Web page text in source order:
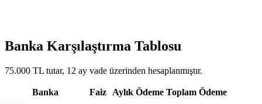
Banka Karşılaştırma Tablosu
75.000 TL tutar, 12 ay vade üzerinden hesaplanmıştır.
Banka Faiz Aylık Ödeme Toplam Ödeme